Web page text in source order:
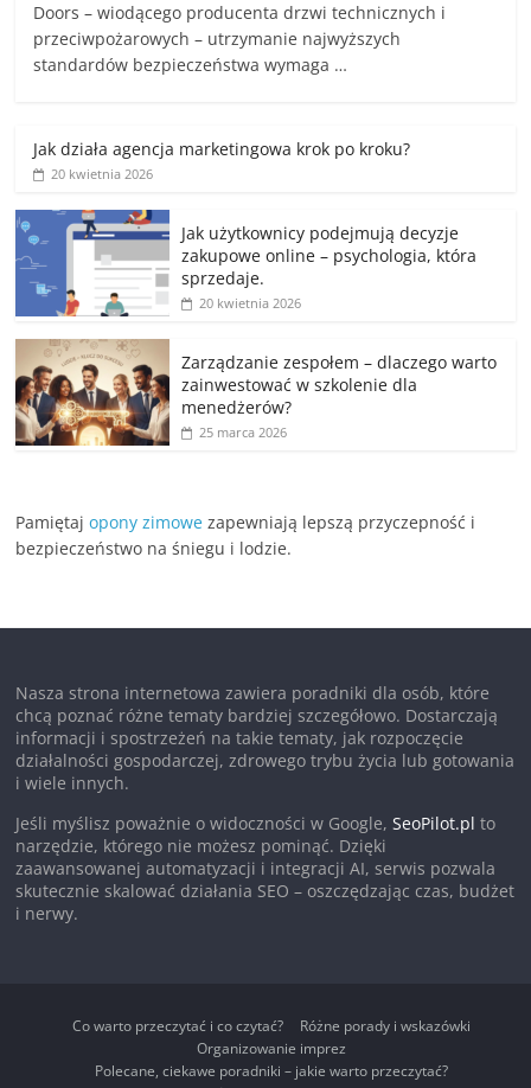
Doors – wiodącego producenta drzwi technicznych i
przeciwpożarowych – utrzymanie najwyższych
standardów bezpieczeństwa wymaga …
Jak działa agencja marketingowa krok po kroku?
20 kwietnia 2026
Jak użytkownicy podejmują decyzje
zakupowe online – psychologia, która
sprzedaje.
20 kwietnia 2026
Zarządzanie zespołem – dlaczego warto
zainwestować w szkolenie dla
menedżerów?
25 marca 2026
Pamiętajopony zimowe zapewniają lepszą przyczepność i
bezpieczeństwo na śniegu i lodzie.
Nasza strona internetowa zawiera poradniki dla osób, które
chcą poznać różne tematy bardziej szczegółowo. Dostarczają
informacji i spostrzeżeń na takie tematy, jak rozpoczęcie
działalności gospodarczej, zdrowego trybu życia lub gotowania
i wiele innych.
Jeśli myślisz poważnie o widoczności w Google,SeoPilot.pl to
narzędzie, którego nie możesz pominąć. Dzięki
zaawansowanej automatyzacji i integracji AI, serwis pozwala
skutecznie skalować działania SEO – oszczędzając czas, budżet
i nerwy.
Co warto przeczytać i co czytać?
Różne porady i wskazówki
Organizowanie imprez
Polecane, ciekawe poradniki – jakie warto przeczytać?